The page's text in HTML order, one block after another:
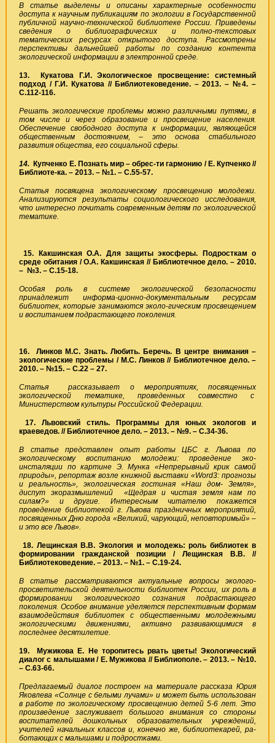
В статье выделены и описаны характерные особенности
доступа к научным публикациям по экологии в Государственной
публичной научно-технической библиотеке России. Приведены
сведения о библиографических и полно-текстовых
тематических ресурсах открытого доступа. Рассмотрены
перспективы дальнейшей работы по созданию контента
экологической информации в электронной среде.
13. Кукатова Г.И. Экологическое просвещение: системный
подход / Г.И. Кукатова // Библиотековедение. – 2013. – №4. –
С.112-116.
Решать экологические проблемы можно различными путями, в
том числе и через образование и просвещение населения.
Обеспечение свободного доступа к информации, являющейся
общественным достоянием,– это основа стабильного
развития общества, его социальной сферы.
14. Купченко Е. Познать мир – обрес-ти гармонию / Е. Купченко //
Библиоте-ка. – 2013. – №1. – С.55-57.
Статья посвящена экологическому просвещению молодежи.
Анализируются результаты социологического исследования,
что интересно почитать современным детям по экологической
тематике.
15. Какшинская О.А. Для защиты экосферы. Подросткам о
среде обитания / О.А. Какшинская // Библиотечное дело. – 2010.
– №3. – С.15-18.
Особая роль в системе экологической безопасности
принадлежит информа-ционно-документальным ресурсам
библиотек, которые занимаются эколо-гическим просвещением
и воспитанием подрастающего поколения.
16. Линков М.С. Знать. Любить. Беречь. В центре внимания –
экологические проблемы / М.С. Линков // Библиотечное дело. –
2010. – №15. – С.22 – 27.
Статья рассказывает о мероприятиях, посвященных
экологической тематике, проведенных совместно с
Министерством культуры Российской Федерации.
17. Львовский стиль. Программы для юных экологов и
краеведов. // Библиотечное дело. – 2013. – №9. – С.34-36.
В статье представлен опыт работы ЦБС г. Львова по
экологическому воспитанию молодежи: проведение эко-
инсталяции по картине Э. Мунка «Непрерывный крик самой
природы», репортаж возле книжной выставки «Word3: прогнозы
и реальность», экологическая гостиная «Наш дом- Земля»,
диспут экоразмышлений «Щедрая и чистая земля нам по
силам?» и другие. Интересным читателю покажется
проведение библиотекой г. Львова праздничных мероприятий,
посвященных Дню города «Великий, чарующий, неповторимый» –
и это все Львов».
18. Лещинская В.В. Экология и молодежь: роль библиотек в
формировании гражданской позиции / Лещинская В.В. //
Библиотековедение. – 2013. – №1. – С.19-24.
В статье рассматриваются актуальные вопросы эколого-
просветительской деятельности библиотек России, их роль в
формировании экологического сознания подрастающего
поколения. Особое внимание уделяется перспективным формам
взаимодействия библиотек с общественными молодежными
экологическими движениями, активно развивающимися в
последнее десятилетие.
19. Мужикова Е. Не торопитесь рвать цветы! Экологический
диалог с малышами / Е. Мужикова // Библиополе. – 2013. – №10.
– С.63-66.
Предлагаемый диалог построен на материале рассказа Юрия
Яковлева «Солнце с белыми лучами» и может быть использован
в работе по экологическому просвещению детей 5-6 лет. Это
произведение заслуживает большого внимания со стороны
воспитателей дошкольных образовательных учреждений,
учителей начальных классов и, конечно же, библиотекарей, ра-
ботающих с малышами и подростками.